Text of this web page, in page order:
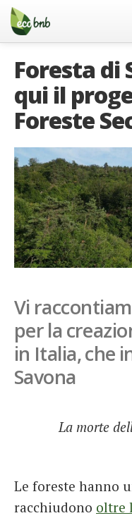
Menu
Salta
contenuto
Offerte Speciali
Regali
FAQ
Chi Siamo
Partner
Contatti
Italiano
German
Spanish
French
Italiano
Foresta di
qui il
Foreste
Vi
per la
in Italia, che
Savona
La morte
Le foreste hanno
racchiudono oltre